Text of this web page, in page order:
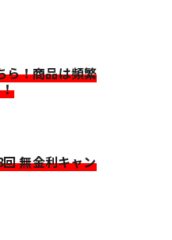
ら！商品は頻繁
無金利キャン